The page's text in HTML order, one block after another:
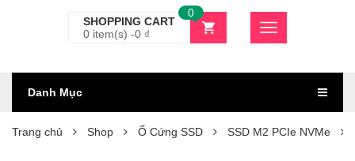
SHOPPING CART
0 item(s) -0 ₫
0
Danh Mục
Trang chủ Shop Ổ Cứng SSD SSD M2 PCIe NVMe